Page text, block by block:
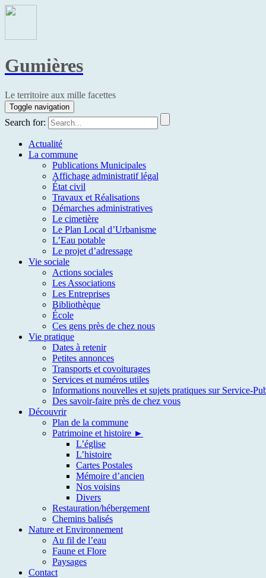
Gumières
Le territoire aux mille facettes
Toggle navigation
Search for:
Actualité
La commune
Publications Municipales
Affichage administratif légal
État civil
Travaux et Réalisations
Démarches administratives
Le cimetière
Le Plan Local d’Urbanisme
L’Eau potable
Le projet d’adressage
Vie sociale
Actions sociales
Les Associations
Les Entreprises
Bibliothèque
École
Ces gens près de chez nous
Vie pratique
Dates à retenir
Petites annonces
Transports et covoiturages
Services et numéros utiles
Informations nouvelles et sujets pratiques sur Service-
Des savoir-faire près de chez vous
Découvrir
Plan de la commune
Patrimoine et histoire ►
L’église
L’histoire
Cartes Postales
Mémoire d’ancien
Nos voisins
Divers
Restauration/hébergement
Chemins balisés
Nature et Environnement
Au fil de l’eau
Faune et Flore
Paysages
Contact